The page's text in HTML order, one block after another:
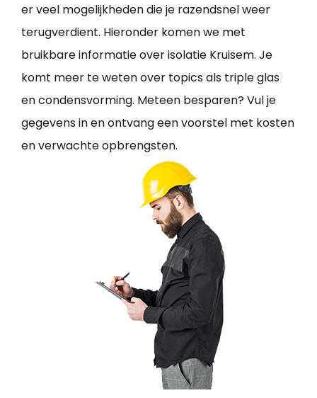
er veel mogelijkheden die je razendsnel weer
terugverdient. Hieronder komen we met
bruikbare informatie over isolatie Kruisem. Je
komt meer te weten over topics als triple glas
en condensvorming. Meteen besparen? Vul je
gegevens in en ontvang een voorstel met kosten
en verwachte opbrengsten.